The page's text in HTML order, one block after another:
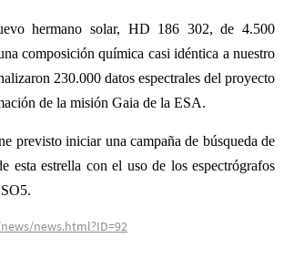
hermano solar, HD 186 302, de 4.500
composición química casi idéntica a nuestro
230.000 datos espectrales del proyecto
de la misión Gaia de la ESA.
previsto iniciar una campaña de búsqueda de
esta estrella con el uso de los espectrógrafos
news.html?ID=92